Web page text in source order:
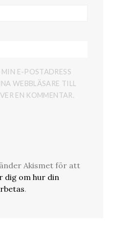
E-POSTADRESS
WEBBLÄSARE TILL
EN KOMMENTAR.
Akismet för att
dig om hur din
.